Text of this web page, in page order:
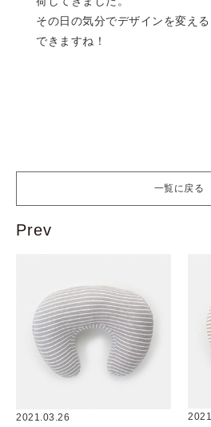
その日の気分でデザインを変え
できますね！
一覧に戻る
2021.03.26